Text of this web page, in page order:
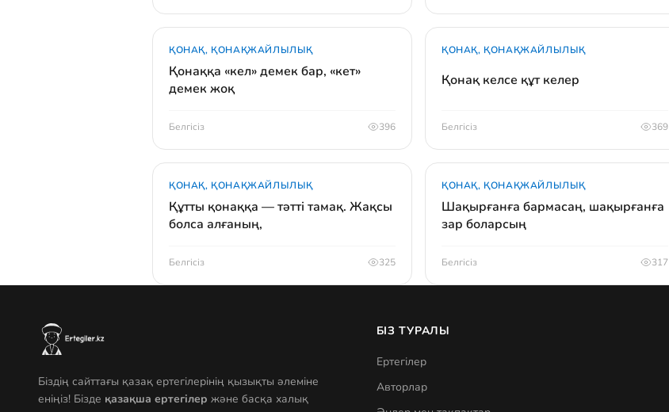
ҚОНАҚ, ҚОНАҚЖАЙЛЫЛЫҚ
Қонаққа «кел» демек бар, «кет»
демек жоқ
Белгісіз 396
ҚОНАҚ, ҚОНАҚЖАЙЛЫЛЫҚ
Қонақ келсе құт келер
Белгісіз 369
ҚОНАҚ, ҚОНАҚЖАЙЛЫЛЫҚ
Құтты қонаққа — тәтті тамақ. Жақсы
болса алғаның,
Белгісіз 325
ҚОНАҚ, ҚОНАҚЖАЙЛЫЛЫҚ
Шақырғанға бармасаң, шақырғанға
зар боларсың
Белгісіз 317
Біздің сайттағы қазақ ертегілерінің қызықты әлеміне
еніңіз! Бізде қазақша ертегілер және басқа халық
БІЗ ТУРАЛЫ
Ертегілер
Авторлар